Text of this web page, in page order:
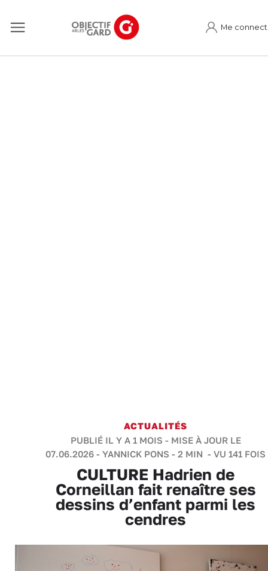
Me
ACTUALITÉS
PUBLIÉ IL Y A 1 MOIS - MISE À JOUR LE
07.06.2026 - YANNICK PONS - 2 MIN - VU 141 FOIS
CULTURE Hadrien de
Corneillan fait renaître ses
dessins d’enfant parmi les
cendres